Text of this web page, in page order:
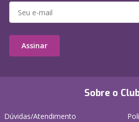
Sobre o
Dúvidas/Atendimento
Assinar